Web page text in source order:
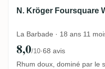
N. Kröger Foursquare
La Barbade · 18 ans 11
8,0/10·68 avis
Rhum doux, dominé par le